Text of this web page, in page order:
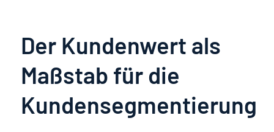
Der Kundenwert als
Maßstab für die
Kundensegmentierung